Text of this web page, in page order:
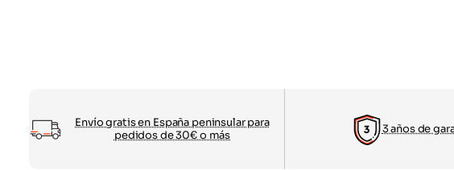
Envío gratis en España peninsular para
pedidos de 30€ o más
3 años de